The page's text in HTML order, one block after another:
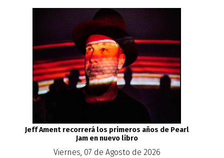
Jeff Ament recorrerá los primeros años de Pearl
Jam en nuevo libro
Viernes, 07 de Agosto de 2026